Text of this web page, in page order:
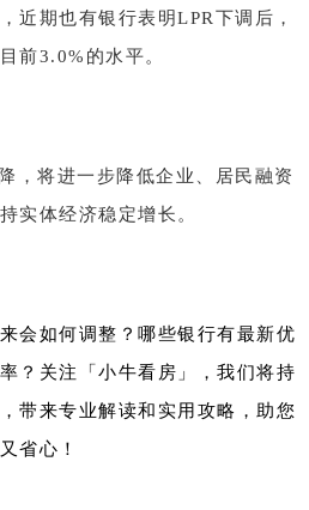
近期也有银行表明LPR下调后，
前3.0%的水平。
，将进一步降低企业、居民融资
实体经济稳定增长。
会如何调整？哪些银行有最新优
？ 关注「小牛看房」，我们将持
带来专业解读和实用攻略，助您
省心！